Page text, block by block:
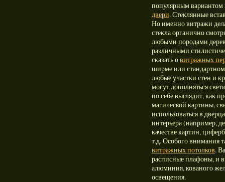
популярным вариантом
двери. Стеклянные
Но именно витражи
стекла органично
любыми породами
различными
сказать овитражных
ширме или
любые участки стен и
могут дополняться
по себе выглядит, как
магической картины,
использоваться в
интерьера (например,
качестве картин,
т.д. Особого внимания
витражных потолков.
расписные плафоны, и
алюминия, кованого
освещения.